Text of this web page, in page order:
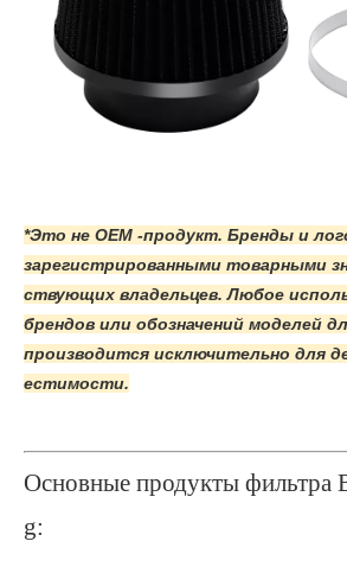
*Это не OEM -продукт. Бренды и
зарегистрированными товарными
ствующих владельцев. Любое
брендов или обозначений моделей
производится исключительно для
естимости.
Основные продукты фильтра
g: